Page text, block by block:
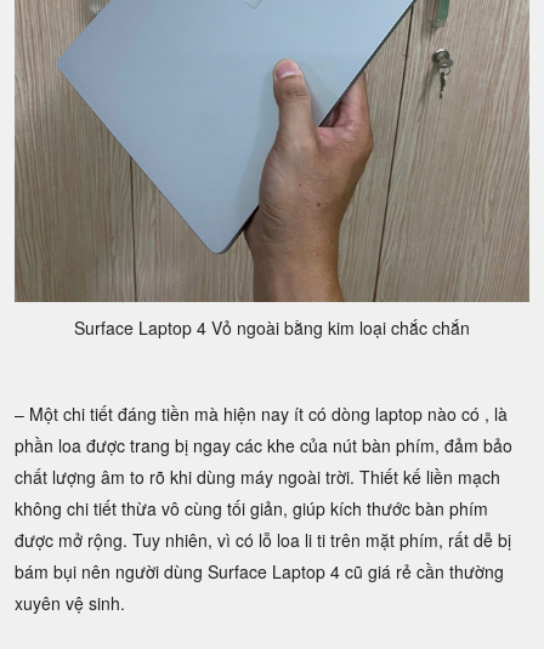
Surface Laptop 4 Vỏ ngoài bằng kim loại chắc chắn
– Một chi tiết đáng tiền mà hiện nay ít có dòng laptop nào có , là
phần loa được trang bị ngay các khe của nút bàn phím, đảm bảo
chất lượng âm to rõ khi dùng máy ngoài trời. Thiết kế liền mạch
không chi tiết thừa vô cùng tối giản, giúp kích thước bàn phím
được mở rộng. Tuy nhiên, vì có lỗ loa li ti trên mặt phím, rất dễ bị
bám bụi nên người dùng Surface Laptop 4 cũ giá rẻ cần thường
xuyên vệ sinh.